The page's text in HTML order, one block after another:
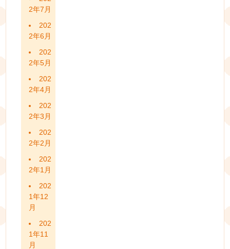
2年7月
202
2年6月
202
2年5月
202
2年4月
202
2年3月
202
2年2月
202
2年1月
202
1年12
月
202
1年11
月